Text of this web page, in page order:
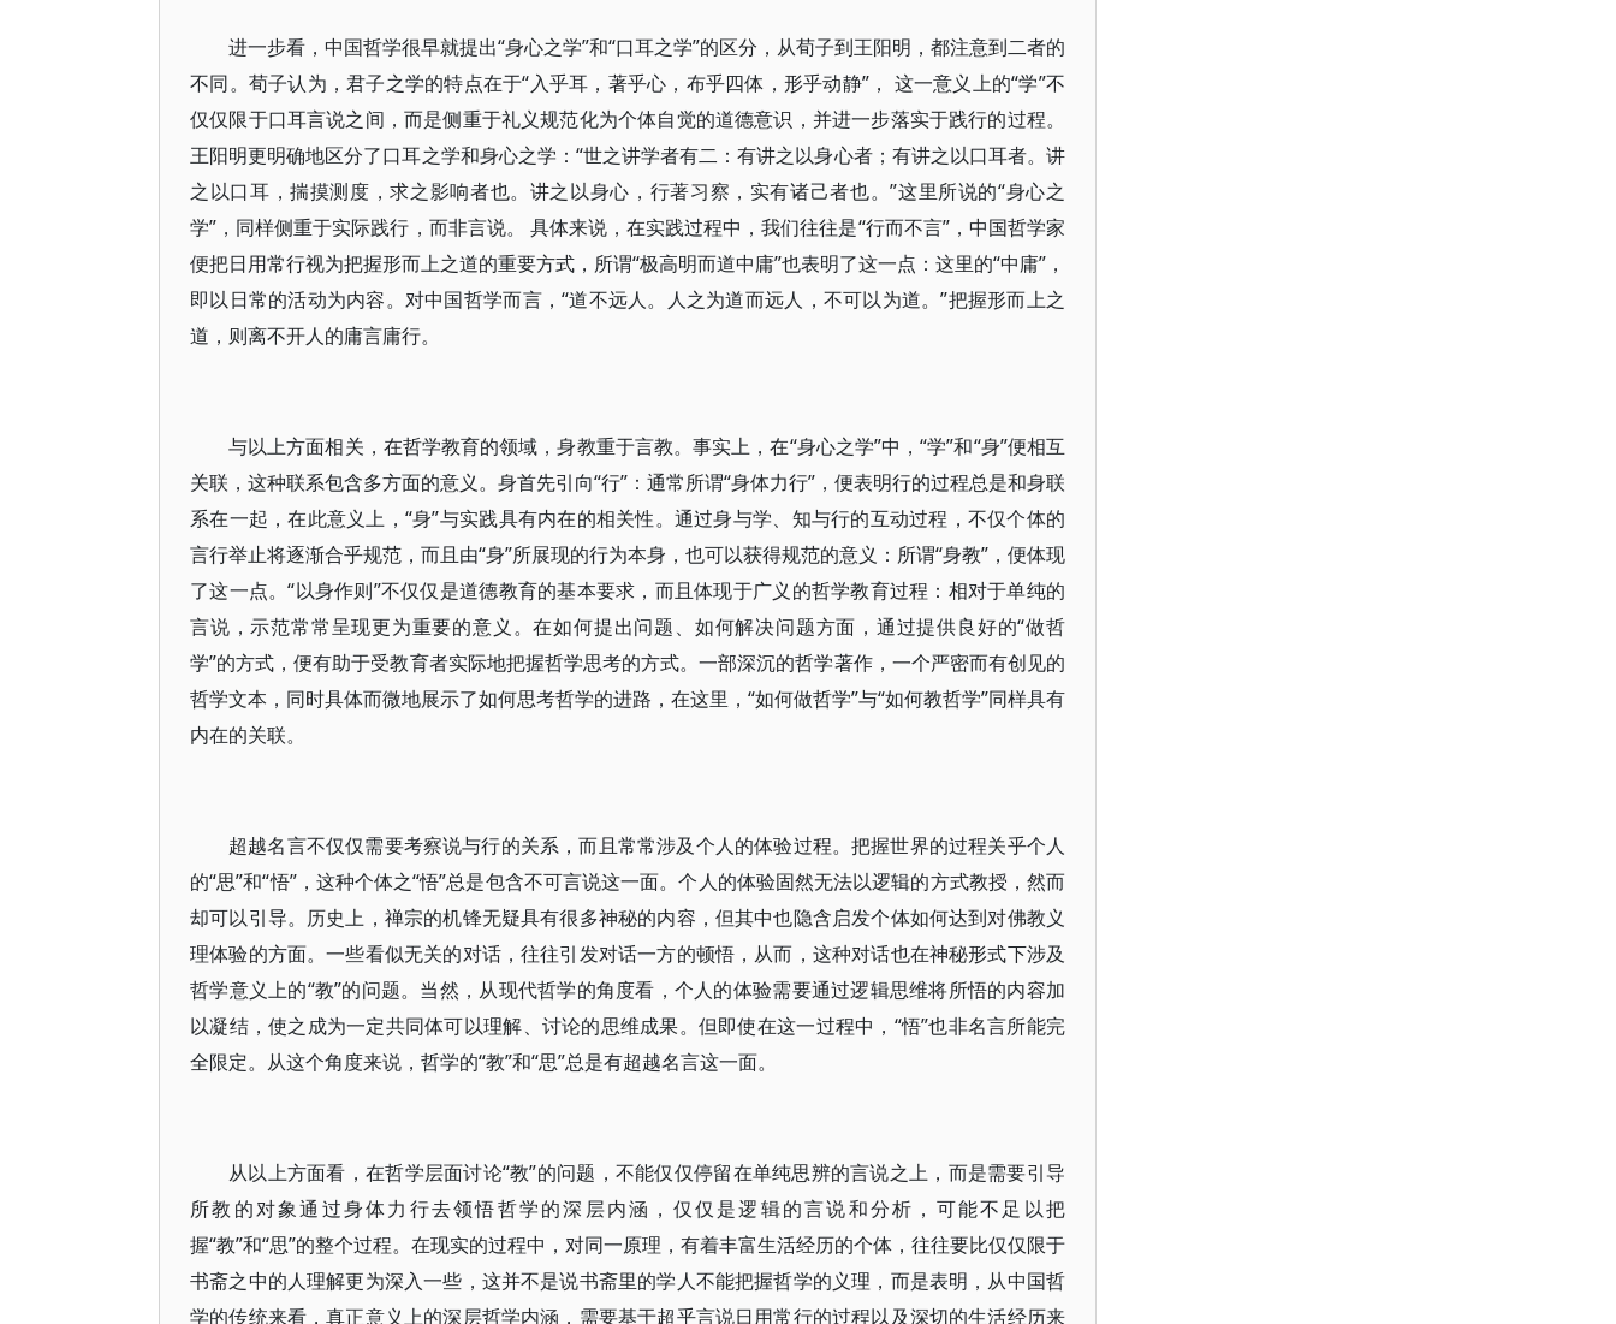
进一步看，中国哲学很早就提出“身心之学”和“口耳之学”的区分，从荀子到王阳明，都注意到二者的
不同。荀子认为，君子之学的特点在于“入乎耳，著乎心，布乎四体，形乎动静”， 这一意义上的“学”不
仅仅限于口耳言说之间，而是侧重于礼义规范化为个体自觉的道德意识，并进一步落实于践行的过程。
王阳明更明确地区分了口耳之学和身心之学：“世之讲学者有二：有讲之以身心者；有讲之以口耳者。讲
之以口耳，揣摸测度，求之影响者也。讲之以身心，行著习察，实有诸己者也。”这里所说的“身心之
学”，同样侧重于实际践行，而非言说。 具体来说，在实践过程中，我们往往是“行而不言”，中国哲学家
便把日用常行视为把握形而上之道的重要方式，所谓“极高明而道中庸”也表明了这一点：这里的“中庸”，
即以日常的活动为内容。对中国哲学而言，“道不远人。人之为道而远人，不可以为道。”把握形而上之
道，则离不开人的庸言庸行。
与以上方面相关，在哲学教育的领域，身教重于言教。事实上，在“身心之学”中，“学”和“身”便相互
关联，这种联系包含多方面的意义。身首先引向“行”：通常所谓“身体力行”，便表明行的过程总是和身联
系在一起，在此意义上，“身”与实践具有内在的相关性。通过身与学、知与行的互动过程，不仅个体的
言行举止将逐渐合乎规范，而且由“身”所展现的行为本身，也可以获得规范的意义：所谓“身教”，便体现
了这一点。“以身作则”不仅仅是道德教育的基本要求，而且体现于广义的哲学教育过程：相对于单纯的
言说，示范常常呈现更为重要的意义。在如何提出问题、如何解决问题方面，通过提供良好的“做哲
学”的方式，便有助于受教育者实际地把握哲学思考的方式。一部深沉的哲学著作，一个严密而有创见的
哲学文本，同时具体而微地展示了如何思考哲学的进路，在这里，“如何做哲学”与“如何教哲学”同样具有
内在的关联。
超越名言不仅仅需要考察说与行的关系，而且常常涉及个人的体验过程。把握世界的过程关乎个人
的“思”和“悟”，这种个体之“悟”总是包含不可言说这一面。个人的体验固然无法以逻辑的方式教授，然而
却可以引导。历史上，禅宗的机锋无疑具有很多神秘的内容，但其中也隐含启发个体如何达到对佛教义
理体验的方面。一些看似无关的对话，往往引发对话一方的顿悟，从而，这种对话也在神秘形式下涉及
哲学意义上的“教”的问题。当然，从现代哲学的角度看，个人的体验需要通过逻辑思维将所悟的内容加
以凝结，使之成为一定共同体可以理解、讨论的思维成果。但即使在这一过程中，“悟”也非名言所能完
全限定。从这个角度来说，哲学的“教”和“思”总是有超越名言这一面。
从以上方面看，在哲学层面讨论“教”的问题，不能仅仅停留在单纯思辨的言说之上，而是需要引导
所教的对象通过身体力行去领悟哲学的深层内涵，仅仅是逻辑的言说和分析，可能不足以把
握“教”和“思”的整个过程。在现实的过程中，对同一原理，有着丰富生活经历的个体，往往要比仅仅限于
书斋之中的人理解更为深入一些，这并不是说书斋里的学人不能把握哲学的义理，而是表明，从中国哲
学的传统来看，真正意义上的深层哲学内涵，需要基于超乎言说日用常行的过程以及深切的生活经历来